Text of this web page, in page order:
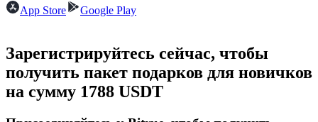
Анализ больших данных, включая торговую информацию
App Store
Google Play
Зарегистрируйтесь сейчас, чтобы
получить пакет подарков для новичков
на сумму 1788 USDT